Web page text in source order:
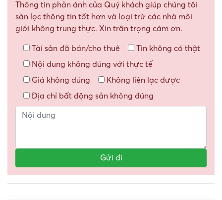
Thông tin phản ánh của Quý khách giúp chúng tôi
sàn lọc thông tin tốt hơn và loại trừ các nhà môi
giới không trung thực. Xin trân trọng cám ơn.
Tài sản đã bán/cho thuê
Tin không có thật
Nội dung không đúng với thực tế
Giá không đúng
Không liên lạc được
Địa chỉ bất động sản không đúng